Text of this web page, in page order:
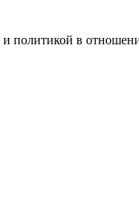
и политикой в